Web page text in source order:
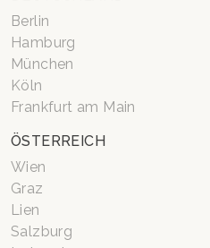
Berlin
Hamburg
München
Köln
Frankfurt am Main
ÖSTERREICH
Wien
Graz
Lien
Salzburg